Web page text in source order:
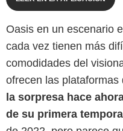
Oasis en un escenario
cada vez tienen más
comodidades del
ofrecen las plataformas
la sorpresa hace
de su primera